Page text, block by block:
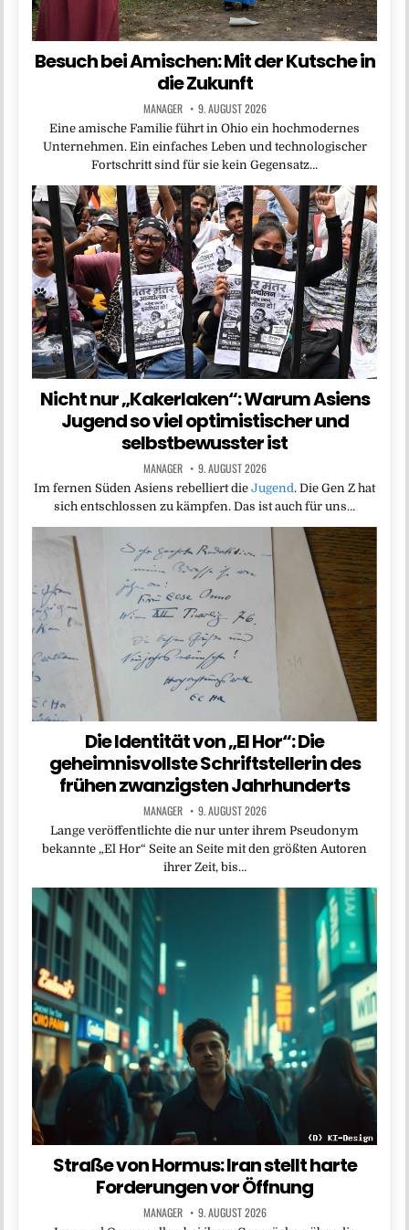
Besuch bei Amischen: Mit der Kutsche in
die Zukunft
MANAGER 9. AUGUST 2026
Eine amische Familie führt in Ohio ein hochmodernes
Unternehmen. Ein einfaches Leben und technologischer
Fortschritt sind für sie kein Gegensatz…
Nicht nur „Kakerlaken“: Warum Asiens
Jugend so viel optimistischer und
selbstbewusster ist
MANAGER 9. AUGUST 2026
Im fernen Süden Asiens rebelliert die Jugend. Die Gen Z hat
sich entschlossen zu kämpfen. Das ist auch für uns…
Die Identität von „El Hor“: Die
geheimnisvollste Schriftstellerin des
frühen zwanzigsten Jahrhunderts
MANAGER 9. AUGUST 2026
Lange veröffentlichte die nur unter ihrem Pseudonym
bekannte „El Hor“ Seite an Seite mit den größten Autoren
ihrer Zeit, bis…
Straße von Hormus: Iran stellt harte
Forderungen vor Öffnung
MANAGER 9. AUGUST 2026